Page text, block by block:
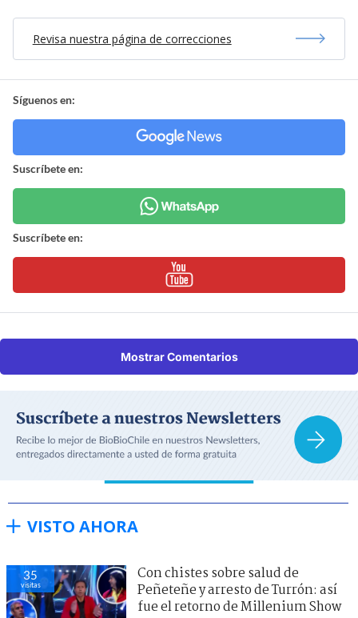
Revisa nuestra página de correcciones
Síguenos en:
Suscríbete en:
Suscríbete en:
Mostrar Comentarios
VISTO AHORA
35
visitas
Con chistes sobre salud de
Peñeteñe y arresto de Turrón: así
fue el retorno de Millenium Show